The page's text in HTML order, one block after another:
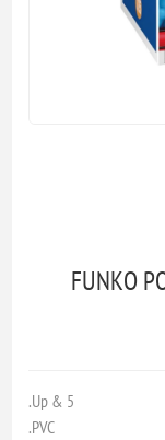
FUNKO
5 & Up.
PVC.